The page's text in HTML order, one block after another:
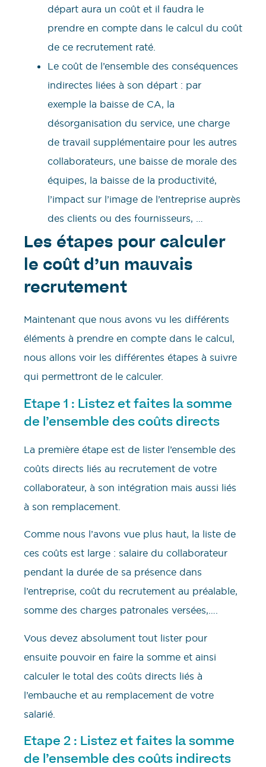
départ aura un coût et il faudra le
prendre en compte dans le calcul du coût
de ce recrutement raté.
Le coût de l’ensemble des conséquences
indirectes liées à son départ : par
exemple la baisse de CA, la
désorganisation du service, une charge
de travail supplémentaire pour les autres
collaborateurs, une baisse de morale des
équipes, la baisse de la productivité,
l’impact sur l’image de l’entreprise auprès
des clients ou des fournisseurs, …
Les étapes pour calculer
le coût d’un mauvais
recrutement
Maintenant que nous avons vu les différents
éléments à prendre en compte dans le calcul,
nous allons voir les différentes étapes à suivre
qui permettront de le calculer.
Etape 1 : Listez et faites la somme
de l’ensemble des coûts directs
La première étape est de lister l’ensemble des
coûts directs liés au recrutement de votre
collaborateur, à son intégration mais aussi liés
à son remplacement.
Comme nous l’avons vue plus haut, la liste de
ces coûts est large : salaire du collaborateur
pendant la durée de sa présence dans
l’entreprise, coût du recrutement au préalable,
somme des charges patronales versées,….
Vous devez absolument tout lister pour
ensuite pouvoir en faire la somme et ainsi
calculer le total des coûts directs liés à
l’embauche et au remplacement de votre
salarié.
Etape 2 : Listez et faites la somme
de l’ensemble des coûts indirects